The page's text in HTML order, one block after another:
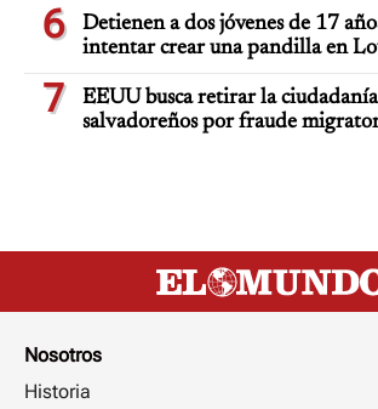
6
Detienen a dos jóvenes de 17
intentar crear una pandilla en
7
EEUU busca retirar la
salvadoreños por fraude
Nosotros
Historia